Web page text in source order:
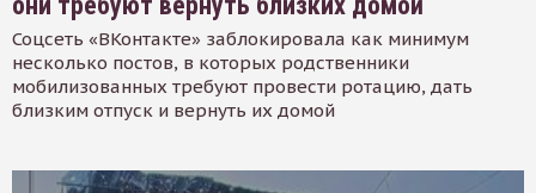
Соцсеть «ВКонтакте» заблокировала как минимум
несколько постов, в которых родственники
мобилизованных требуют провести ротацию, дать
близким отпуск и вернуть их домой